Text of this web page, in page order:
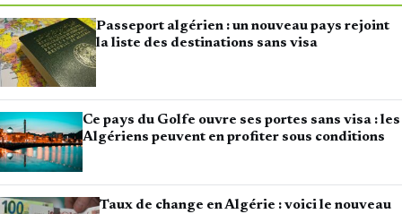
Passeport algérien : un nouveau pays rejoint
la liste des destinations sans visa
Ce pays du Golfe ouvre ses portes sans visa : les
Algériens peuvent en profiter sous conditions
Taux de change en Algérie : voici le nouveau